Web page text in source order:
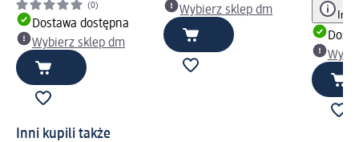
(0)
Dostawa dostępna
Wybierz sklep dm
Wybierz sklep dm
Inni kupili także